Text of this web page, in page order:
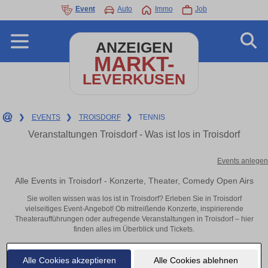
Alle Cookies akzeptieren Alle Cookies ablehnen
Event Auto Immo Job
ANZEIGEN
MARKT-
LEVERKUSEN
❯ EVENTS ❯ TROISDORF ❯ TENNIS
Veranstaltungen Troisdorf - Was ist los in Troisdorf
Events anlegen
Alle Events in Troisdorf - Konzerte, Theater, Comedy Open Airs
Sie wollen wissen was los ist in Troisdorf? Erleben Sie in Troisdorf
vielseitiges Event-Angebot! Ob mitreißende Konzerte, inspirierende
Theateraufführungen oder aufregende Veranstaltungen in Troisdorf – hier
finden alles im Überblick und Tickets.